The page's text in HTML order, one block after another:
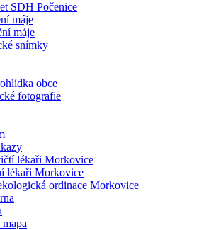
SDH Počenice
máje
máje
snímky
obce
fotografie
lékaři Morkovice
lékaři Morkovice
ordinace Morkovice